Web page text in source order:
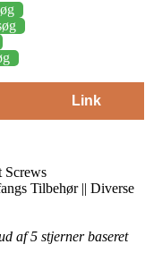
Link
Screws
Tilbehør || Diverse
af 5 stjerner baseret